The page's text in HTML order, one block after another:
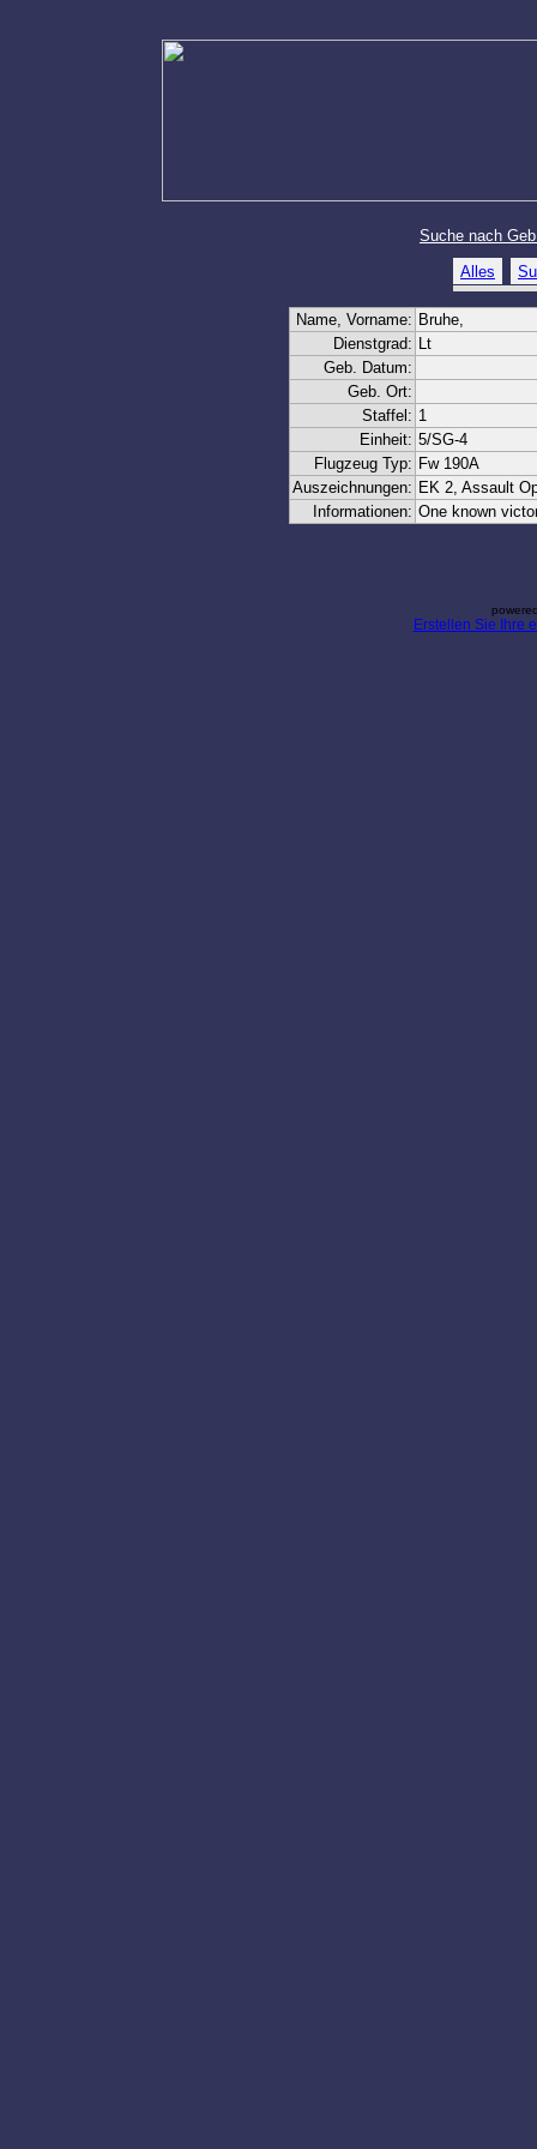
Suche nach
Alles
Name, Vorname: Bruhe,
Dienstgrad: Lt
Geb. Datum:
Geb. Ort:
Staffel: 1
Einheit: 5/SG-4
Flugzeug Typ: Fw 190A
Auszeichnungen: EK 2, Assault
Informationen: One known
Erstellen Sie Ihre